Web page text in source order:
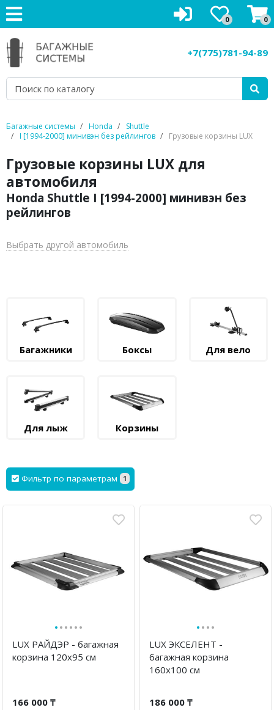
0 0
+7(775)781-94-89
Багажные системы Honda
Shuttle
I [1994-2000] минивэн без рейлингов
Грузовые корзины LUX
Грузовые корзины LUX для
автомобиля
Honda Shuttle I [1994-2000] минивэн без
рейлингов
Выбрать другой автомобиль
Багажники Боксы Для вело
Для лыж Корзины
Фильтр по параметрам 1
······
LUX РАЙДЭР - багажная
корзина 120х95 см
166 000 ₸
····
LUX ЭКСЕЛЕНТ -
багажная корзина
160х100 см
186 000 ₸
Багажники на крышу
Рейлинги на крышу
Боксы на крышу
Велокрепления
Грузовые корзины
Аксессуары